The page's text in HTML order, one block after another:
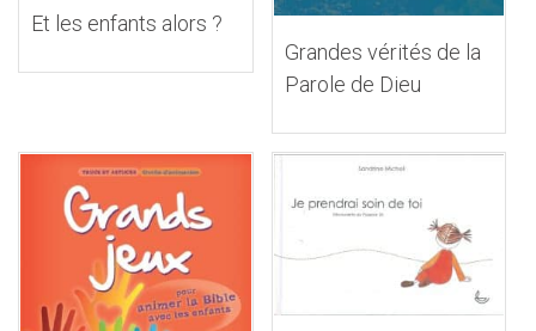
Et les enfants alors ?
Grandes vérités de la
Parole de Dieu